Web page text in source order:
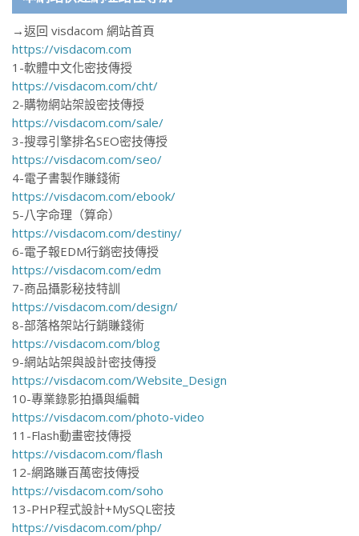
→返回 visdacom 網站首頁
https://visdacom.com
1-軟體中文化密技傳授
https://visdacom.com/cht/
2-購物網站架設密技傳授
https://visdacom.com/sale/
3-搜尋引擎排名SEO密技傳授
https://visdacom.com/seo/
4-電子書製作賺錢術
https://visdacom.com/ebook/
5-八字命理（算命）
https://visdacom.com/destiny/
6-電子報EDM行銷密技傳授
https://visdacom.com/edm
7-商品攝影秘技特訓
https://visdacom.com/design/
8-部落格架站行銷賺錢術
https://visdacom.com/blog
9-網站站架與設計密技傳授
https://visdacom.com/Website_Design
10-專業錄影拍攝與編輯
https://visdacom.com/photo-video
11-Flash動畫密技傳授
https://visdacom.com/flash
12-網路賺百萬密技傳授
https://visdacom.com/soho
13-PHP程式設計+MySQL密技
https://visdacom.com/php/